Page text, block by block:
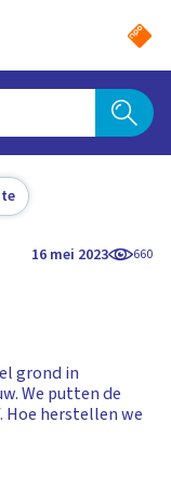
16 mei 2023 660
grond in
We putten de
herstellen we